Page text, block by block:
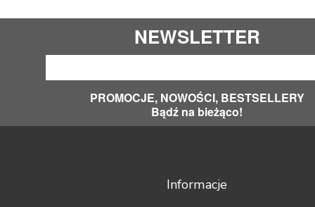
NEWSLETTER
PROMOCJE, NOWOŚCI, BESTSELLERY
Bądź na bieżąco!
Informacje